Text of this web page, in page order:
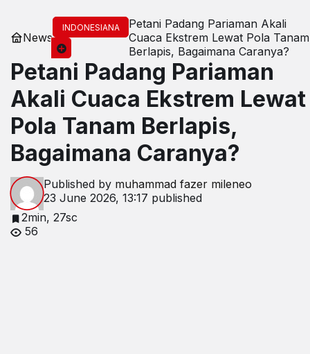
News
INDONESIANA
Petani Padang Pariaman Akali
Cuaca Ekstrem Lewat Pola Tanam
Berlapis, Bagaimana Caranya?
Petani Padang Pariaman
Akali Cuaca Ekstrem Lewat
Pola Tanam Berlapis,
Bagaimana Caranya?
Published by muhammad fazer mileneo
23 June 2026, 13:17 published
2min, 27sc
56